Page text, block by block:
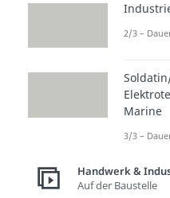
n
2/3 –
Marine
3/3 –
Handwerk &
Auf der Baustelle